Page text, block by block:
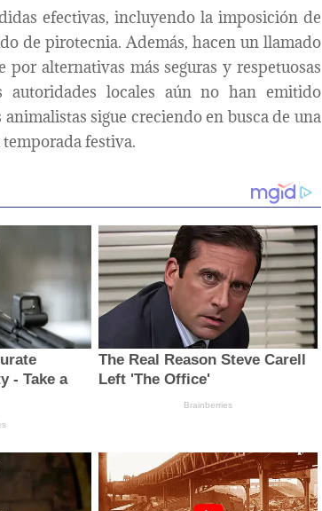
efectivas, incluyendo la imposición de
de pirotecnia. Además, hacen un llamado
alternativas más seguras y respetuosas
autoridades locales aún no han emitido
sigue creciendo en busca de una
festiva.